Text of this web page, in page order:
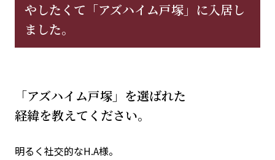
やしたくて「アズハイム戸塚」に入居し
ました。
「アズハイム戸塚」を選ばれた
経緯を教えてください。
明るく社交的なH.A様。